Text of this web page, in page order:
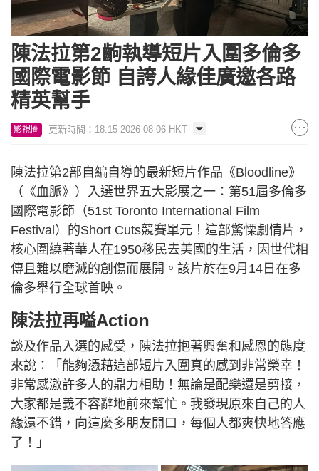
陳法拉第2齣執導短片入圍多倫多
國際電影節 自誇人緣佳廣邀各路
精英幫手
影視圈 更新時間：18:15 2026-08-06 HKT
陳法拉第2部自編自導的最新短片作品《Bloodline》
（《血脈》）入選世界五大影展之一：第51屆多倫多
國際電影節（51st Toronto International Film
Festival）的Short Cuts競賽單元！這部驚慄劇情片，
核心圍繞著華人在1950移民去美國的生活，因世代相
傳且難以磨滅的創傷而展開。該片於在9月14日在多
倫多舉行全球首映。
陳法拉再嗌Action
談及作品入選的感受，陳法拉抱著興奮和感恩的態度
來說：「能夠憑藉這部短片入圍真的感到非常榮幸！
非常感激許多人的鼎力相助！無論是配樂還是剪接，
大家都是義不容辭地前來幫忙。我發現原來自己的人
緣還不錯，向這麼多朋友開口，每個人都爽快地答應
了！」